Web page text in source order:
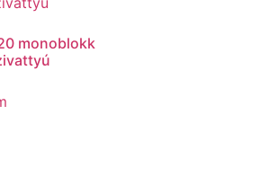
monoblokk